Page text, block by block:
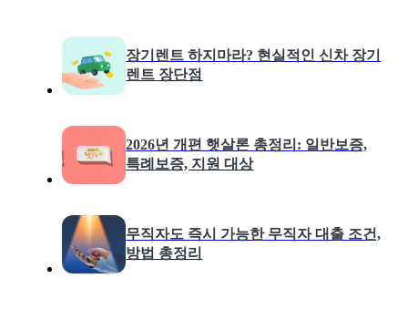
장기렌트 하지마라? 현실적인 신차 장기
렌트 장단점
2026년 개편 햇살론 총정리: 일반보증,
특례보증, 지원 대상
무직자도 즉시 가능한 무직자 대출 조건,
방법 총정리